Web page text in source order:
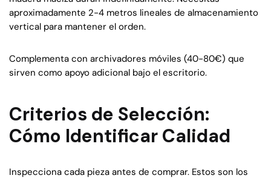
aproximadamente 2-4 metros lineales de almacenamiento
vertical para mantener el orden.
Complementa con archivadores móviles (40-80€) que
sirven como apoyo adicional bajo el escritorio.
Criterios de Selección:
Cómo Identificar Calidad
Inspecciona cada pieza antes de comprar. Estos son los